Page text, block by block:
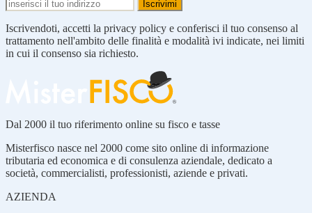
Iscrivendoti, accetti la privacy policy e conferisci il tuo consenso al
trattamento nell'ambito delle finalità e modalità ivi indicate, nei limiti
in cui il consenso sia richiesto.
Dal 2000 il tuo riferimento online su fisco e tasse
Misterfisco nasce nel 2000 come sito online di informazione
tributaria ed economica e di consulenza aziendale, dedicato a
società, commercialisti, professionisti, aziende e privati.
AZIENDA